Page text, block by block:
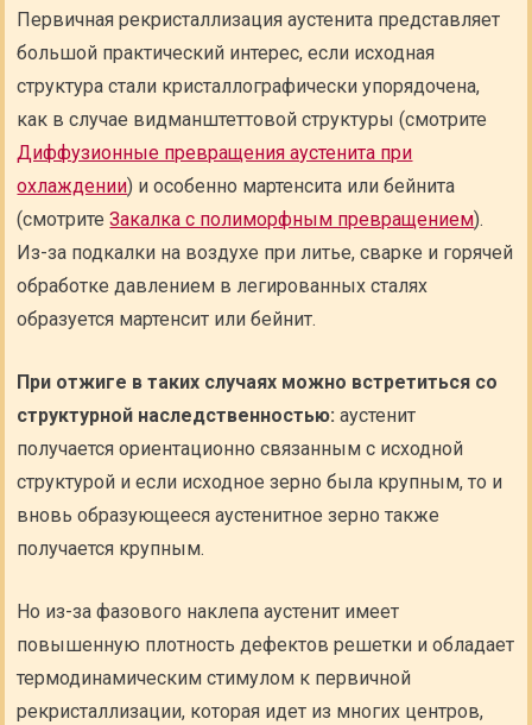
Первичная рекристаллизация аустенита представляет
большой практический интерес, если исходная
структура стали кристаллографически упорядочена,
как в случае видманштеттовой структуры (смотрите
Диффузионные превращения аустенита при
охлаждении) и особенно мартенсита или бейнита
(смотритеЗакалка с полиморфным превращением).
Из-за подкалки на воздухе при литье, сварке и горячей
обработке давлением в легированных сталях
образуется мартенсит или бейнит.
При отжиге в таких случаях можно встретиться со
структурной наследственностью: аустенит
получается ориентационно связанным с исходной
структурой и если исходное зерно была крупным, то и
вновь образующееся аустенитное зерно также
получается крупным.
Но из-за фазового наклепа аустенит имеет
повышенную плотность дефектов решетки и обладает
термодинамическим стимулом к первичной
рекристаллизации, которая идет из многих центров,